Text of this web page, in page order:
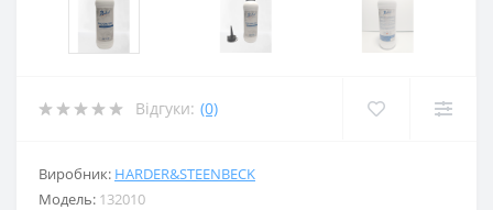
Відгуки: (0)
Виробник: HARDER&STEENBECK
Модель: 132010